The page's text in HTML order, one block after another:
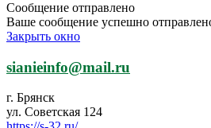
Сообщение отправлено
Ваше сообщение успешно
Закрыть окно
sianieinfo@mail.ru
г. Брянск
ул. Советская 124